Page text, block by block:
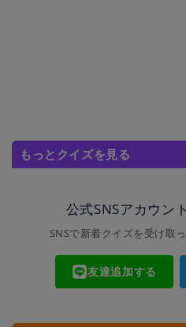
もっとクイズを見る
公式SNSアカウン
SNSで新着クイズを受け取
友達追加する